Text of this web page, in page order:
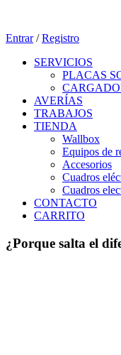
Entrar / Registro
SERVICIOS
PLACAS
AVERÍAS
TRABAJOS
TIENDA
Wallbox
Equipos de
Accesorios
Cuadros
Cuadros
CONTACTO
CARRITO
¿Porque salta el